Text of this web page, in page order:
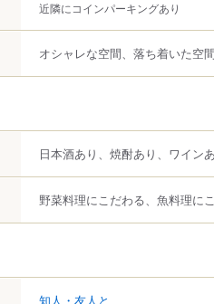
近隣にコインパーキングあり
オシャレな空間、落ち着いた空
日本酒あり、焼酎あり、ワイン
野菜料理にこだわる、魚料理に
知人・友人と